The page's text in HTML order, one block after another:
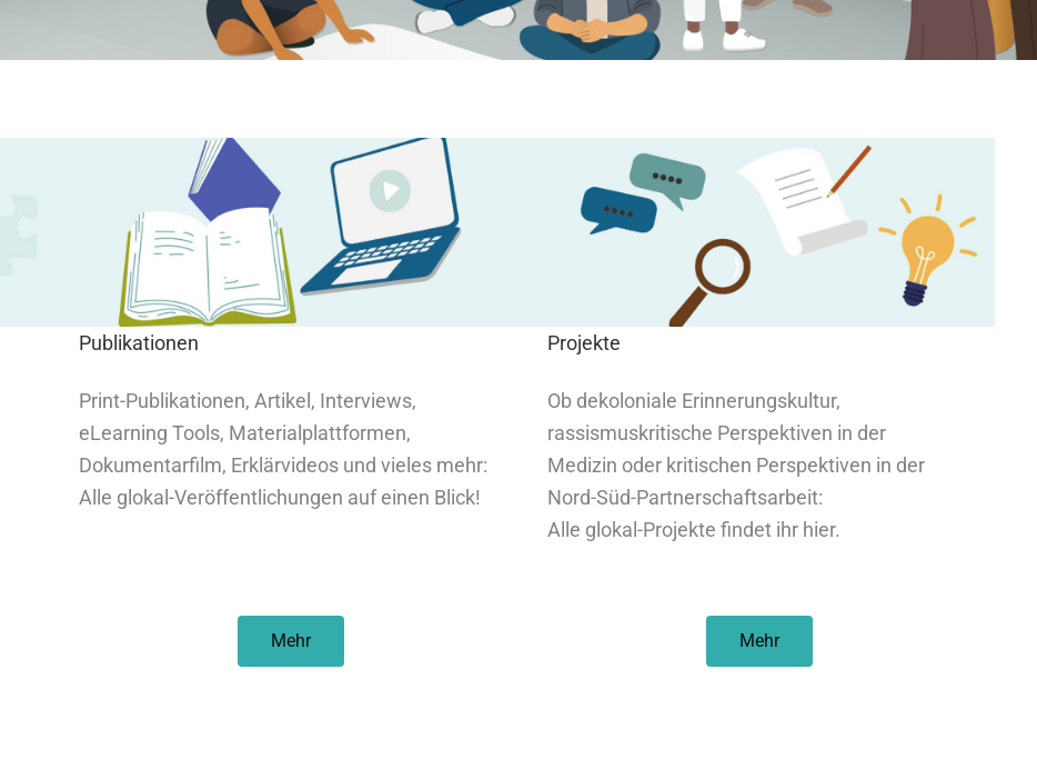
Publikationen
Print-Publikationen, Artikel, Interviews,
eLearning Tools, Materialplattformen,
Dokumentarfilm, Erklärvideos und vieles mehr:
Alle glokal-Veröffentlichungen auf einen Blick!
Mehr
Projekte
Ob dekoloniale Erinnerungskultur,
rassismuskritische Perspektiven in der
Medizin oder kritischen Perspektiven in der
Nord-Süd-Partnerschaftsarbeit:
Alle glokal-Projekte findet ihr hier.
Mehr